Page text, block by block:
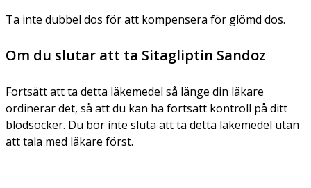
Ta inte dubbel dos för att kompensera för glömd dos.
Om du slutar att ta Sitagliptin Sandoz
Fortsätt att ta detta läkemedel så länge din läkare
ordinerar det, så att du kan ha fortsatt kontroll på ditt
blodsocker. Du bör inte sluta att ta detta läkemedel utan
att tala med läkare först.